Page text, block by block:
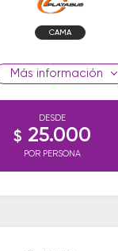
CAMA
información
DESDE
$ 25.000
POR PERSONA